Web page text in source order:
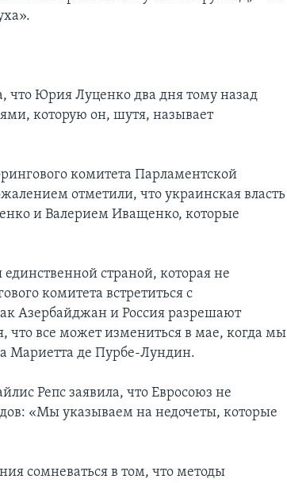
что Юрия Луценко два дня тому назад
которую он, шутя, называет
комитета Парламентской
отметили, что украинская власть
и Валерием Иващенко, которые
страной, которая не
комитета встретиться с
Азербайджан и Россия разрешают
что все может измениться в мае, когда мы
Мариетта де Пурбе-Лундин.
Репс заявила, что Евросоюз не
«Мы указываем на недочеты, которые
сомневаться в том, что методы